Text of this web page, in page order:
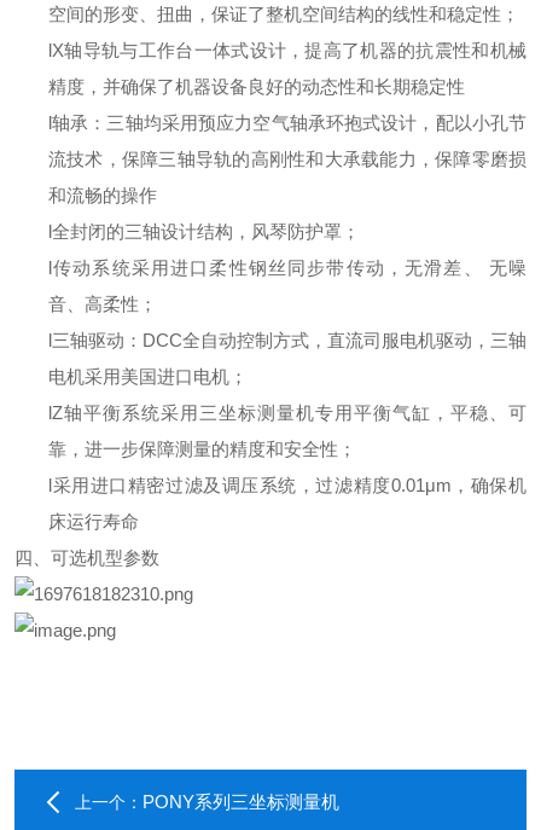
空间的形变、扭曲，保证了整机空间结构的线性和稳定性；
lX轴导轨与工作台一体式设计，提高了机器的抗震性和机械
精度，并确保了机器设备良好的动态性和长期稳定性
l轴承：三轴均采用预应力空气轴承环抱式设计，配以小孔节
流技术，保障三轴导轨的高刚性和大承载能力，保障零磨损
和流畅的操作
l全封闭的三轴设计结构，风琴防护罩；
l传动系统采用进口柔性钢丝同步带传动，无滑差、
无噪
音、高柔性；
l三轴驱动： DCC全自动控制方式，直流司服电机驱动，三轴
电机采用美国进口电机；
lZ轴平衡系统采用三坐标测量机专用平衡气缸，平稳、可
靠，进一步保障测量的精度和安全性；
l采用进口精密过滤及调压系统，过滤精度0.01μm ，确保机
床运行寿命
四、可选机型参数
上一个： PONY系列三坐标测量机